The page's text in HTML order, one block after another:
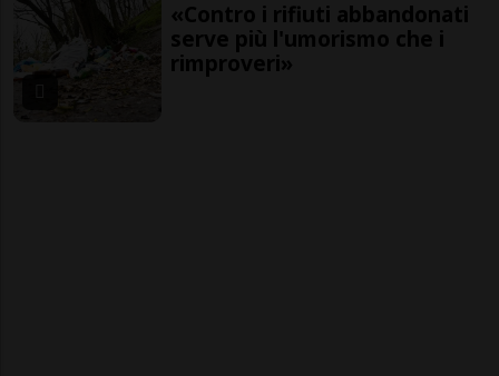
«Contro i rifiuti abbandonati
serve più l'umorismo che i
rimproveri»